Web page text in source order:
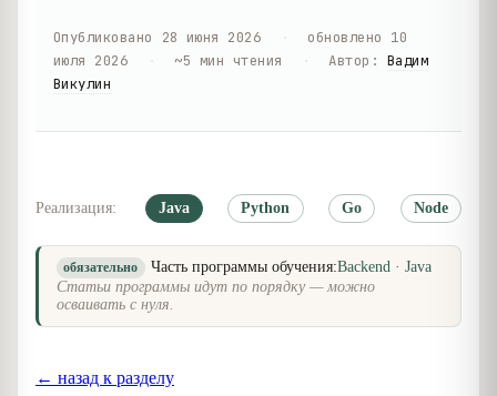
Опубликовано 28 июня 2026 обновлено 10
июля 2026
~5 мин чтения Автор : Вадим
Викулин
Реализация: Java Python Go Node
обязательно Часть программы обучения:Backend · Java
Статьи программы идут по порядку — можно
осваивать с нуля.
← назад к разделу